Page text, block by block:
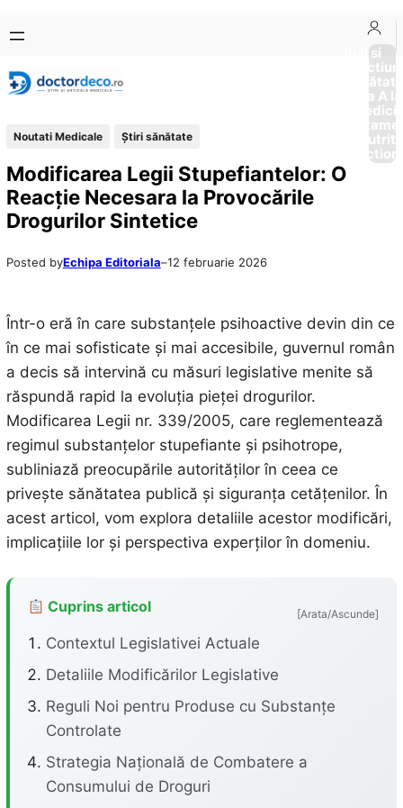
conținut
content
Boli si
Afectiuni
Sănătate
de la A
Noutati Medicale Ştiri sănătate
Modificarea Legii Stupefiantelor: O
Reacție Necesara la Provocările
Drogurilor Sintetice
Posted byEchipa Editoriala–12 februarie 2026
Într-o eră în care substanțele psihoactive devin din ce
în ce mai sofisticate și mai accesibile, guvernul român
a decis să intervină cu măsuri legislative menite să
răspundă rapid la evoluția pieței drogurilor.
Modificarea Legii nr. 339/2005, care reglementează
regimul substanțelor stupefiante și psihotrope,
subliniază preocupările autorităților în ceea ce
privește sănătatea publică și siguranța cetățenilor. În
acest articol, vom explora detaliile acestor modificări,
implicațiile lor și perspectiva experților în domeniu.
Cuprins articol [Arata/Ascunde]
Contextul Legislativei Actuale
Detaliile Modificărilor Legislative
Reguli Noi pentru Produse cu Substanțe
Controlate
Strategia Națională de Combatere a
Consumului de Droguri